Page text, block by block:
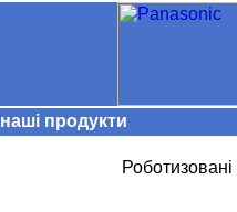
наші продукти